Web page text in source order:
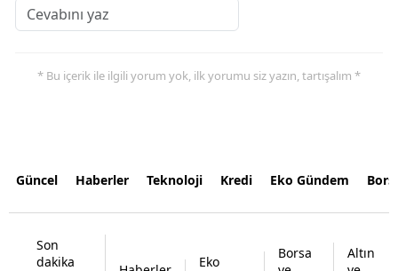
* Bu içerik ile ilgili yorum yok, ilk yorumu siz yazın, tartışalım *
Güncel Haberler Teknoloji Kredi Eko Gündem
Son
dakika
Eko
Borsa
Altın